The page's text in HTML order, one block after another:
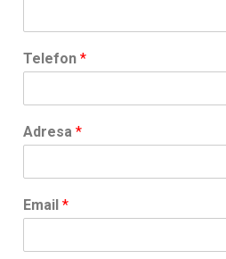
Telefon *
Adresa *
Email *